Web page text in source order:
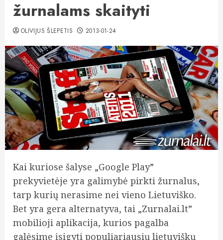
žurnalams skaityti
OLIVIJUS ŠLEPETIS 2013-01-24
Kai kuriose šalyse „Google Play”
prekyvietėje yra galimybė pirkti žurnalus,
tarp kurių nerasime nei vieno Lietuviško.
Bet yra gera alternatyva, tai „Zurnalai.lt”
mobilioji aplikacija, kurios pagalba
galėsime įsigyti populiariausių lietuviškų